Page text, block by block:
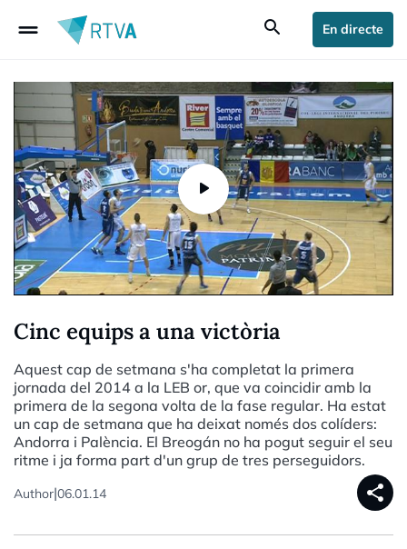
drag_handle search En directe
Cinc equips a una victòria
Aquest cap de setmana s'ha completat la primera
jornada del 2014 a la LEB or, que va coincidir amb la
primera de la segona volta de la fase regular. Ha estat
un cap de setmana que ha deixat només dos colíders:
Andorra i Palència. El Breogán no ha pogut seguir el seu
ritme i ja forma part d'un grup de tres perseguidors.
Author|06.01.14 share